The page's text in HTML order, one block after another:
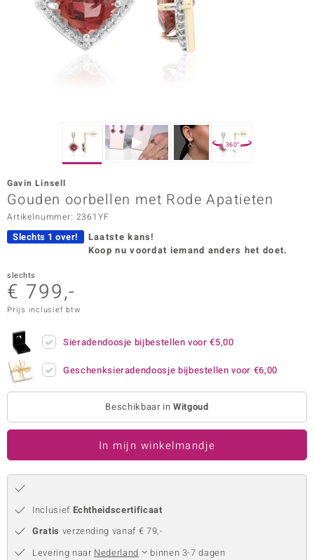
Vogue
in Italy
Paraíso
360°
Gavin Linsell
Gouden oorbellen met Rode Apatieten
Artikelnummer: 2361YF
Slechts 1 over!
Laatste kans!
Koop nu voordat iemand anders het doet.
slechts
€ 799,-
Prijs inclusief btw
Sieradendoosje bijbestellen voor€5,00
Geschenksieradendoosje bijbestellen voor €6,00
Beschikbaar inWitgoud
In mijn winkelmandje
Inclusief Echtheidscertificaat
Gratis verzending vanaf € 79,-
Levering naar Nederland
binnen 3-7 dagen